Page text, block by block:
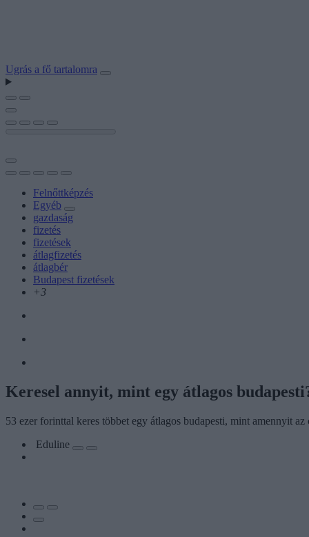
Ugrás a fő tartalomra
Felnőttképzés
Egyéb
gazdaság
fizetés
fizetések
átlagfizetés
átlagbér
Budapest fizetések
+3
Keresel annyit, mint egy átlagos
53 ezer forinttal keres többet egy átlagos budapesti, mint amennyit
Eduline